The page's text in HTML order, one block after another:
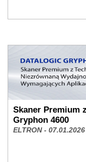
Skaner Premium
Gryphon 4600
ELTRON - 07.01.2026